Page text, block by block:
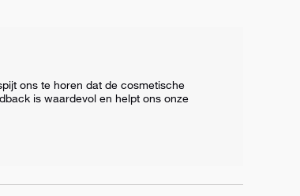
ons te horen dat de cosmetische
is waardevol en helpt ons onze